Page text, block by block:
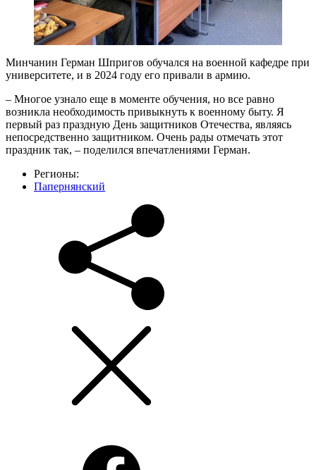
Минчанин Герман Шпригов обучался на военной кафедре при
университете, и в 2024 году его привали в армию.
– Многое узнало еще в моменте обучения, но все равно
возникла необходимость привыкнуть к военному быту. Я
первый раз праздную День защитников Отечества, являясь
непосредственно защитником. Очень рады отмечать этот
праздник так, – поделился впечатлениями Герман.
Регионы:
Папернянский